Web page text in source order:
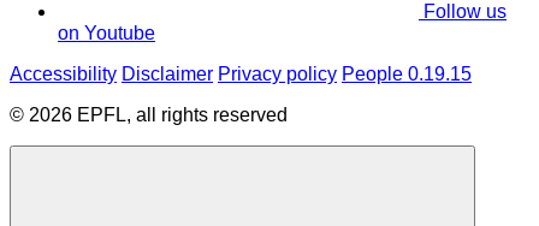
Follow us
on Youtube
Accessibility Disclaimer Privacy policy People 0.19.15
© 2026 EPFL, all rights reserved